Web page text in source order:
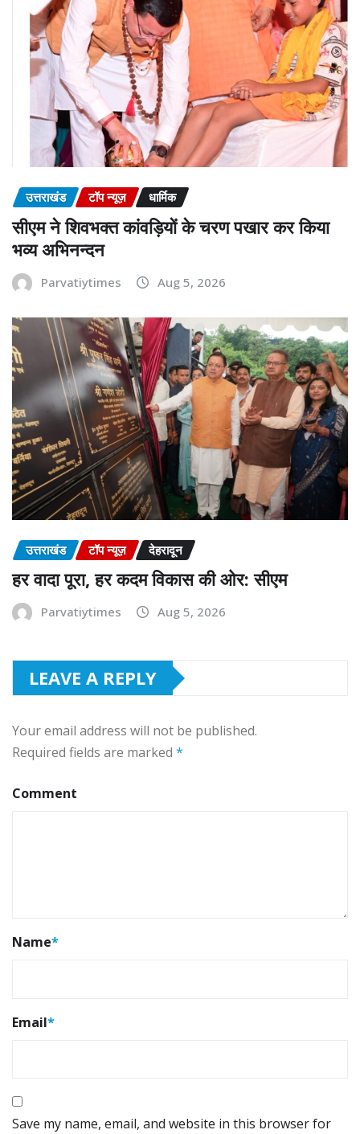
उत्तराखंड टॉप न्यूज़ धार्मिक
सीएम ने शिवभक्त कांवड़ियों के चरण पखार कर किया
भव्य अभिनन्दन
Parvatiytimes Aug 5, 2026
उत्तराखंड टॉप न्यूज़ देहरादून
हर वादा पूरा, हर कदम विकास की ओर: सीएम
Parvatiytimes Aug 5, 2026
LEAVE A REPLY
Your email address will not be published.
Required fields are marked *
Comment
Name*
Email*
Save my name, email, and website in this browser for